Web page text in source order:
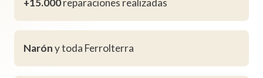
Naróny toda Ferrolterra